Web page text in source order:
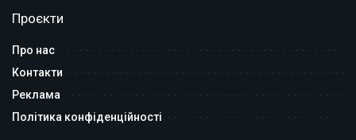
Проєкти
Про нас
Контакти
Реклама
Політика конфіденційності